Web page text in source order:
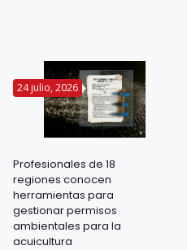
24 julio, 2026
Profesionales de 18
regiones conocen
herramientas para
gestionar permisos
ambientales para la
acuicultura